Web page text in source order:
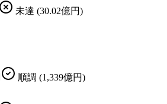
未達 (30.02億円)
順調 (1,339億円)